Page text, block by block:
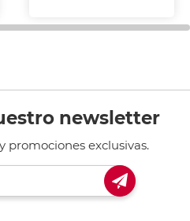
newsletter
promociones exclusivas.